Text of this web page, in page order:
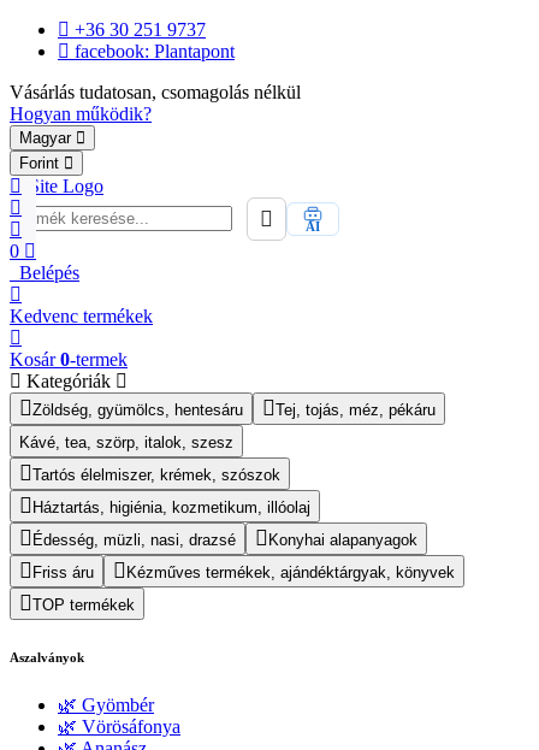
+36 30 251 9737
facebook: Plantapont
Vásárlás tudatosan, csomagolás nélkül
Hogyan működik?
Magyar
Forint
0
AI
Belépés
Kedvenc termékek
Kosár 0-termek
Kategóriák
Zöldség, gyümölcs, hentesáru
Tej, tojás, méz, pékáru
Kávé, tea, szörp, italok, szesz
Tartós élelmiszer, krémek, szószok
Háztartás, higiénia, kozmetikum, illóolaj
Édesség, müzli, nasi, drazsé
Konyhai alapanyagok
Friss áru
Kézműves termékek, ajándéktárgyak, könyvek
TOP termékek
Aszalványok
🌿 Gyömbér
🌿 Vörösáfonya